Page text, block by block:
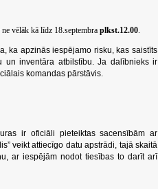
ne vēlāk kā līdz 18.septembra plkst.12.00.
ka apzinās iespējamo risku, kas saistīts
un inventāra atbilstību. Ja dalībnieks ir
komandas pārstāvis.
ir oficiāli pieteiktas sacensībām ar
veikt attiecīgo datu apstrādi, tajā skaitā
ar iespējām nodot tiesības to darīt arī